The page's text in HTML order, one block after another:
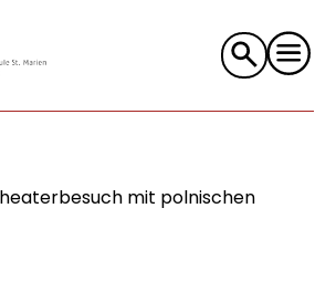
Suche
nach:
mit polnischen